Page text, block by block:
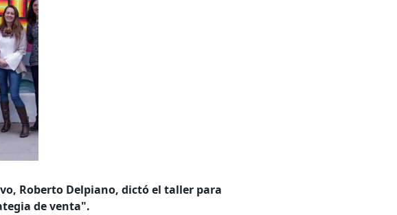
Roberto Delpiano, dictó el taller para
de venta".